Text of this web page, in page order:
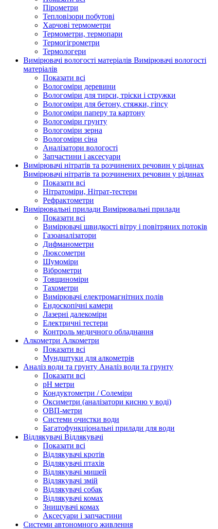
Пірометри
Тепловізори побутові
Харчові термометри
Термометри, термопари
Термогігрометри
Термологери
Вимірювачі вологості матеріалів Вимірювачі вологості
матеріалів
Показати всі
Вологоміри деревини
Вологоміри для тирси, тріски і стружки
Вологоміри для бетону, стяжки, гіпсу
Вологоміри паперу та картону
Вологоміри грунту
Вологоміри зерна
Вологоміри сіна
Аналізатори вологості
Запчастини і аксесуари
Вимірювачі нітратів та розчинених речовин у рідинах
Вимірювачі нітратів та розчинених речовин у рідинах
Показати всі
Нітратоміри, Нітрат-тестери
Рефрактометри
Вимірювальні прилади Вимірювальні прилади
Показати всі
Вимірювачі швидкості вітру і повітряних потоків
Газоаналізатори
Дифманометри
Люксометри
Шумоміри
Віброметри
Товщиноміри
Тахометри
Вимірювачі електромагнітних полів
Ендоскопічні камери
Лазерні далекоміри
Електричні тестери
Контроль медичного обладнання
Алкометри Алкометри
Показати всі
Мундштуки для алкометрів
Аналіз води та грунту Аналіз води та грунту
Показати всі
рН метри
Кондуктометри / Солеміри
Оксиметри (аналізатори кисню у воді)
ОВП-метри
Системи очистки води
Багатофункціональні прилади для води
Відлякувачі Відлякувачі
Показати всі
Відлякувачі кротів
Відлякувачі птахів
Відлякувачі мишей
Відлякувачі змій
Відлякувачі собак
Відлякувачі комах
Знищувачі комах
Аксесуари і запчастини
Системи автономного живлення